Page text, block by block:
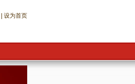
设为首页